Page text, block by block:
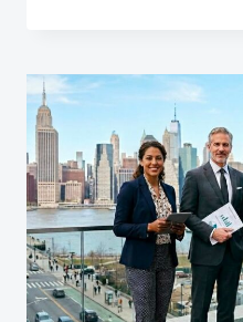
PERSONAL
DIRECTIVO
ESTADOS
UNIDOS
CON
VISADOS
E-
1
Y
E-